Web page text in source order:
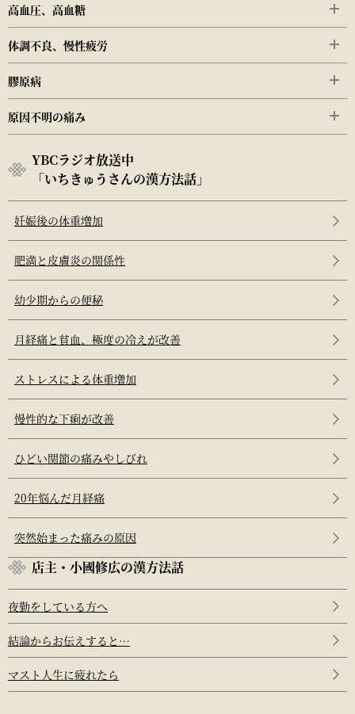
高血圧、高血糖
体調不良、慢性疲労
膠原病
原因不明の痛み
YBCラジオ放送中
「いちきゅうさんの漢方法話」
妊娠後の体重増加
肥満と皮膚炎の関係性
幼少期からの便秘
月経痛と貧血、極度の冷えが改善
ストレスによる体重増加
慢性的な下痢が改善
ひどい関節の痛みやしびれ
20年悩んだ月経痛
突然始まった痛みの原因
店主・小國修広の漢方法話
夜勤をしている方へ
結論からお伝えすると…
マスト人生に疲れたら